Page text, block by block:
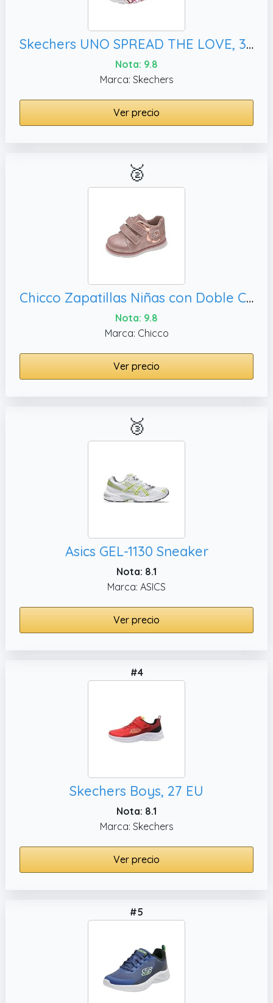
Skechers UNO SPREAD THE LOVE, 39 EU
Nota: 9.8
Marca: Skechers
Ver precio
🥈
Chicco Zapatillas Niñas con Doble Cierre FW25 253_1
Nota: 9.8
Marca: Chicco
Ver precio
🥉
Asics GEL-1130 Sneaker
Nota: 8.1
Marca: ASICS
Ver precio
#4
Skechers Boys, 27 EU
Nota: 8.1
Marca: Skechers
Ver precio
#5